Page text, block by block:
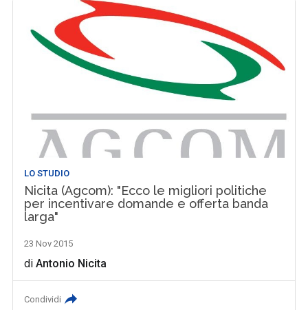
LO STUDIO
Nicita (Agcom): "Ecco le migliori politiche
per incentivare domande e offerta banda
larga"
23 Nov 2015
diAntonio Nicita
Condividi